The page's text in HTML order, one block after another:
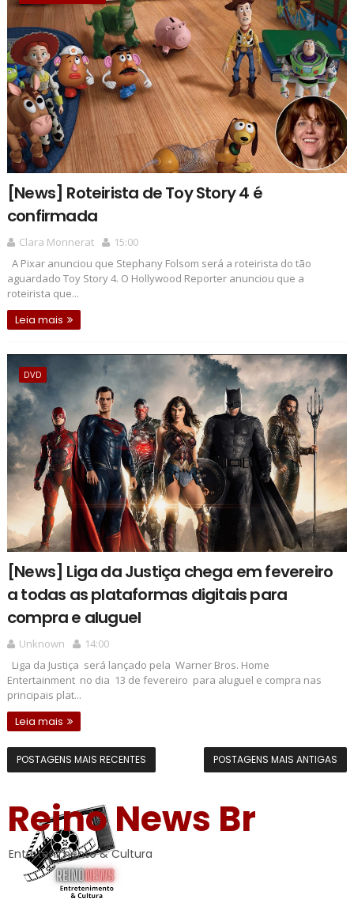
[News] Roteirista de Toy Story 4 é
confirmada
Clara Monnerat
15:00
A Pixar anunciou que Stephany Folsom será a roteirista do tão
aguardado Toy Story 4. O Hollywood Reporter anunciou que a
roteirista que...
Leia mais
DVD
[News] Liga da Justiça chega em fevereiro
a todas as plataformas digitais para
compra e aluguel
Unknown
14:00
Liga da Justiça será lançado pela Warner Bros. Home
Entertainment no dia 13 de fevereiro para aluguel e compra nas
principais plat...
Leia mais
POSTAGENS MAIS RECENTES POSTAGENS MAIS ANTIGAS
Reino News Br
Entretenimento & Cultura